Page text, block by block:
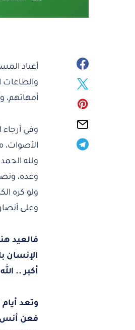
أعياد
والطاعات
أمهاتهم،
وفي أرجاء
الأصوات،
ولله
وعده،
ولو كره
وعلى
فالعيد
الإنسان
أكبر ..
وتعد
فعن أنس